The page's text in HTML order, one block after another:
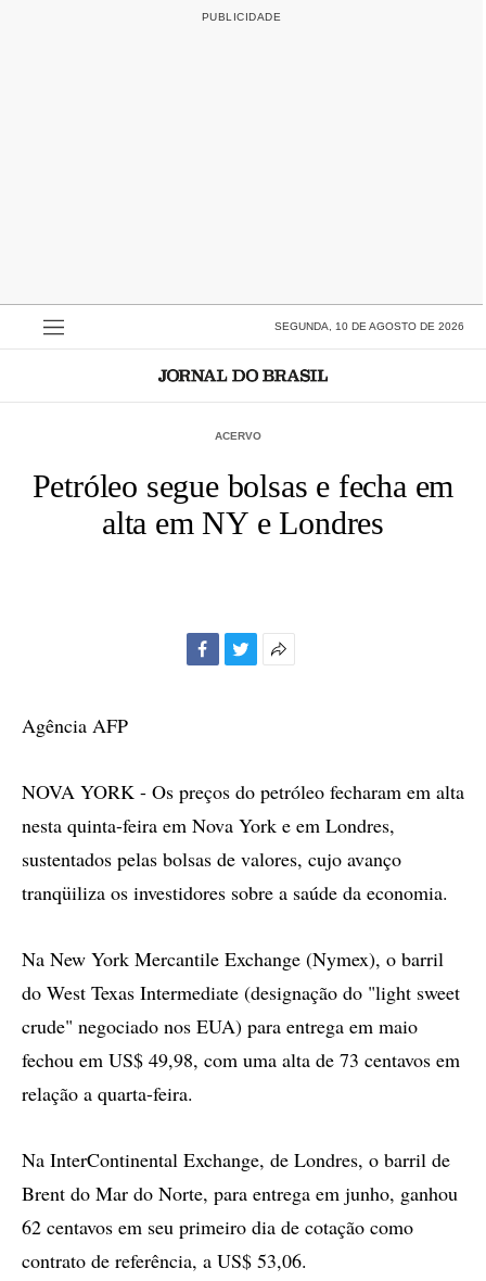
SEGUNDA, 10 DE AGOSTO DE 2026
ACERVO
Petróleo segue bolsas e fecha em
alta em NY e Londres
Agência AFP
NOVA YORK - Os preços do petróleo fecharam em alta
nesta quinta-feira em Nova York e em Londres,
sustentados pelas bolsas de valores, cujo avanço
tranqüiliza os investidores sobre a saúde da economia.
Na New York Mercantile Exchange (Nymex), o barril
do West Texas Intermediate (designação do "light sweet
crude" negociado nos EUA) para entrega em maio
fechou em US$ 49,98, com uma alta de 73 centavos em
relação a quarta-feira.
Na InterContinental Exchange, de Londres, o barril de
Brent do Mar do Norte, para entrega em junho, ganhou
62 centavos em seu primeiro dia de cotação como
contrato de referência, a US$ 53,06.